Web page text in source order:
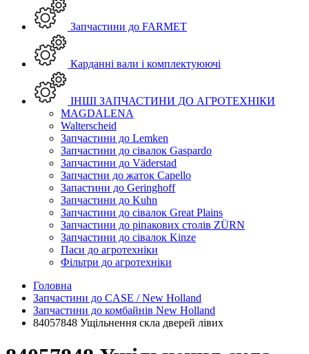
Запчастини до FARMET
Карданні вали і комплектуюючі
ІНШІ ЗАПЧАСТИНИ ДО АГРОТЕХНІКИ
MAGDALENA
Walterscheid
Запчастини до Lemken
Запчастини до сівалок Gaspardo
Запчастини до Väderstad
Запчастни до жаток Capello
Запастини до Geringhoff
Запчастини до Kuhn
Запчастини до сівалок Great Plains
Запчастини до ріпакових столів ZÜRN
Запчастини до сівалок Kinze
Паси до агротехніки
Фільтри до агротехніки
Головна
Запчастини до CASE / New Holland
Запчастини до комбайнів New Holland
84057848 Ущільнення скла дверей лівих